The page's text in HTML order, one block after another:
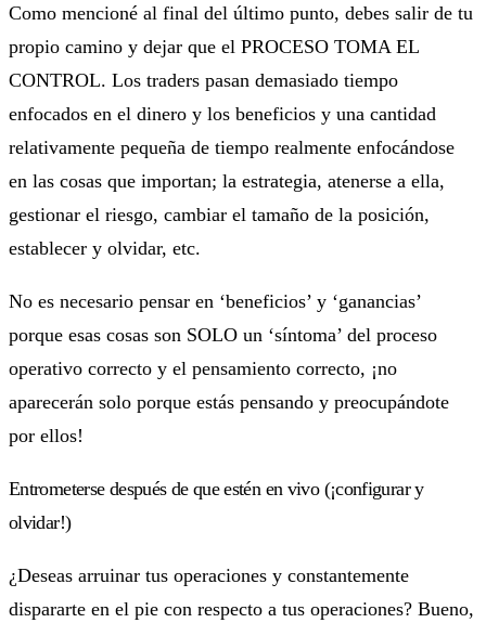
Como mencioné al final del último punto, debes salir de tu
propio camino y dejar que el PROCESO TOMA EL
CONTROL. Los traders pasan demasiado tiempo
enfocados en el dinero y los beneficios y una cantidad
relativamente pequeña de tiempo realmente enfocándose
en las cosas que importan; la estrategia, atenerse a ella,
gestionar el riesgo, cambiar el tamaño de la posición,
establecer y olvidar, etc.
No es necesario pensar en ‘beneficios’ y ‘ganancias’
porque esas cosas son SOLO un ‘síntoma’ del proceso
operativo correcto y el pensamiento correcto, ¡no
aparecerán solo porque estás pensando y preocupándote
por ellos!
Entrometerse después de que estén en vivo (¡configurar y
olvidar!)
¿Deseas arruinar tus operaciones y constantemente
dispararte en el pie con respecto a tus operaciones? Bueno,